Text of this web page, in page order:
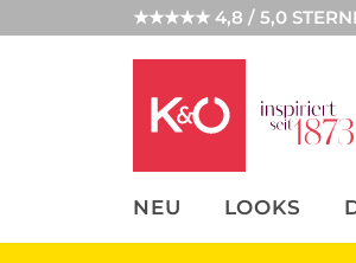
★★★★★ 4,8 / 5,0
NEU LOOKS
UNSERE APP
CLICK &